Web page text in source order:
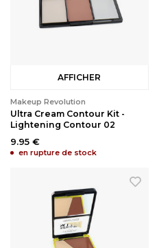
AFFICHER
Makeup Revolution
Ultra Cream Contour Kit -
Lightening Contour 02
9.95 €
en rupture de stock